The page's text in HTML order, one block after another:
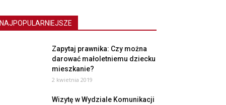
NAJPOPULARNIEJSZE
Zapytaj prawnika: Czy można
darować małoletniemu dziecku
mieszkanie?
2 kwietnia 2019
Wizytę w Wydziale Komunikacji